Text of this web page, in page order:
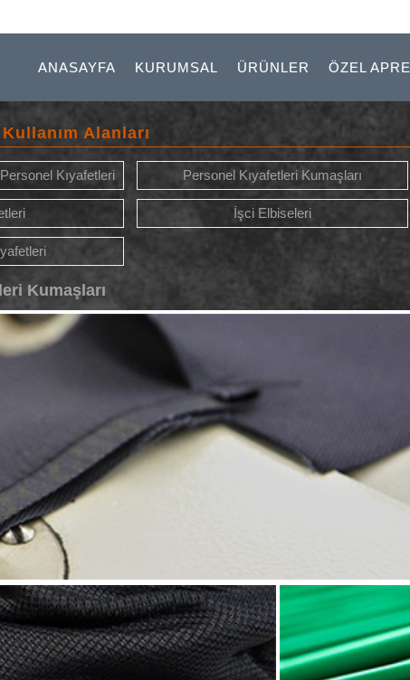
ANASAYFA KURUMSAL ÜRÜNLER ÖZEL APRE
Alanları
Kıyafetleri Personel Kıyafetleri Kumaşları
İşci Elbiseleri
Kumaşları